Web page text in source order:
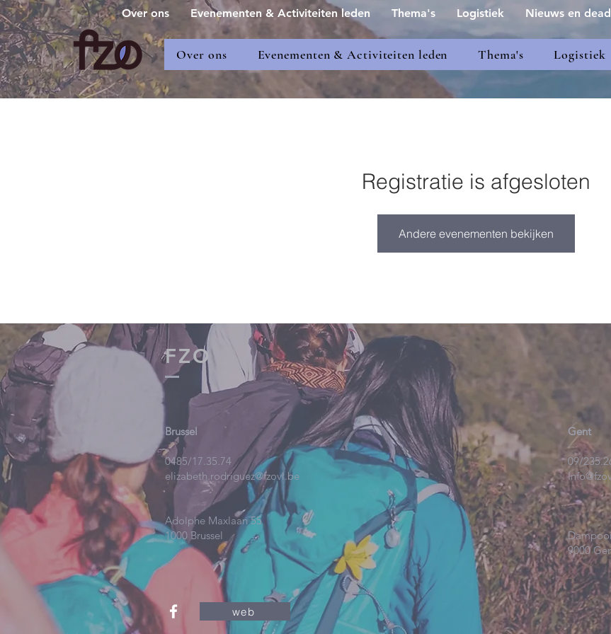
Over ons Evenementen & Activiteiten leden Thema's Logistiek
Over ons Evenementen & Activiteiten leden Thema's Logistiek Nieuws en
Registratie is afgesloten
Andere evenementen bekijken
FZO
Brussel
0485/17.35.74
elizabeth.rodriguez@fzovl.be
Adolphe Maxlaan 55
1000 Brussel
web
Gent
09/
9000